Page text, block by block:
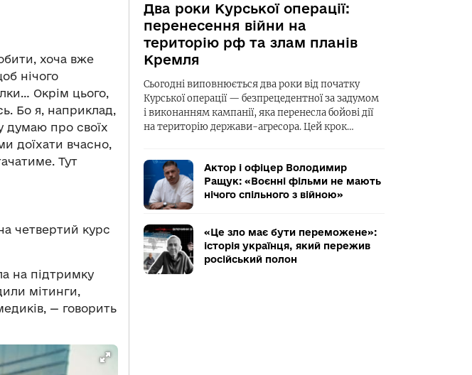
хоча вже
нічого
Окрім цього,
Бо я, наприклад,
думаю про своїх
доїхати вчасно,
Тут
четвертий курс
на підтримку
мітинги,
— говорить
Два роки Курської операції:
перенесення війни на
територію рф та злам планів
Кремля
Сьогодні виповнюється два роки від початку
Курської операції — безпрецедентної за задумом
і виконанням кампанії, яка перенесла бойові дії
на територію держави-агресора. Цей крок…
Актор і офіцер Володимир
Ращук: «Воєнні фільми не мають
нічого спільного з війною»
«Це зло має бути переможене»:
історія українця, який пережив
російський полон